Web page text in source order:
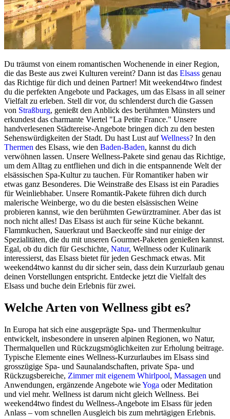
Du träumst von einem romantischen Wochenende in einer Region,
die das Beste aus zwei Kulturen vereint? Dann ist das Elsass genau
das Richtige für dich und deinen Partner! Mit weekend4two findest
du die perfekten Angebote und Packages, um das Elsass in all seiner
Vielfalt zu erleben. Stell dir vor, du schlenderst durch die Gassen
von Straßburg, genießt den Anblick des berühmten Münsters und
erkundest das charmante Viertel "La Petite France." Unsere
handverlesenen Städtereise-Angebote bringen dich zu den besten
Sehenswürdigkeiten der Stadt. Du hast Lust aufWellness? In den
Thermen des Elsass, wie den Baden-Baden, kannst du dich
verwöhnen lassen. Unsere Wellness-Pakete sind genau das Richtige,
um dem Alltag zu entfliehen und dich in die entspannende Welt der
elsässischen Spa-Kultur zu tauchen. Für Romantiker haben wir
etwas ganz Besonderes. Die Weinstraße des Elsass ist ein Paradies
für Weinliebhaber. Unsere Romantik-Pakete führen dich durch
malerische Weinberge, wo du die besten elsässischen Weine
probieren kannst, wie den berühmten Gewürztraminer. Aber das ist
noch nicht alles! Das Elsass ist auch für seine Küche bekannt.
Flammkuchen, Sauerkraut und Baeckeoffe sind nur einige der
Spezialitäten, die du mit unseren Gourmet-Paketen genießen kannst.
Egal, ob du dich für Geschichte, Natur, Wellness oder Kulinarik
interessierst, das Elsass bietet für jeden Geschmack etwas. Mit
weekend4two kannst du dir sicher sein, dass dein Kurzurlaub genau
deinen Vorstellungen entspricht. Entdecke jetzt die Vielfalt des
Elsass und buche dein Erlebnis für zwei.
Welche Arten von Wellness gibt es?
In Europa hat sich eine ausgeprägte Spa- und Thermenkultur
entwickelt, insbesondere in unseren alpinen Regionen, wo Natur,
Thermalquellen und Rückzugsmöglichkeiten zur Erholung beitrage.
Typische Elemente eines Wellness-Kurzurlaubes im Elsass sind
grosszügige Spa- und Saunalandschaften, private Spa- und
Rückzugsbereiche, Zimmer mit eigenem Whirlpool, Massagen und
Anwendungen, ergänzende Angebote wieYoga oder Meditation
und viel mehr. Wellness ist darum nicht gleich Wellness. Bei
weekend4two findest du Wellness-Angebote im Elsass für jeden
Anlass – vom schnellen Ausgleich bis zum mehrtägigen Erlebnis.